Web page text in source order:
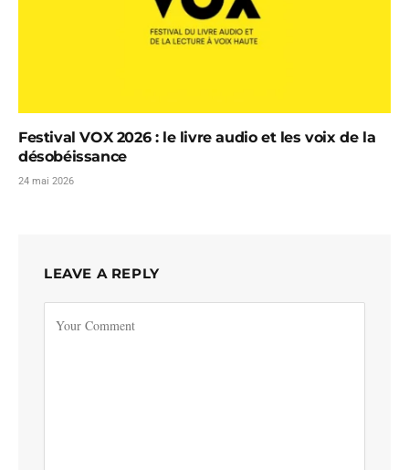
Festival VOX 2026 : le livre audio et les voix de la
désobéissance
24 mai 2026
LEAVE A REPLY